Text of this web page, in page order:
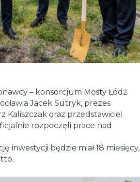
– konsorcjum Mosty Łódź
Jacek Sutryk, prezes
Kaliszczak oraz przedstawiciel
rozpoczęli prace nad
inwestycji będzie miał 18 miesięcy,